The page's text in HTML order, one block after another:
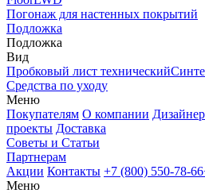
Погонаж для настенных покрытий
Подложка
Подложка
Вид
Пробковый лист технический
Средства по уходу
Меню
Покупателям О компании
проекты Доставка
Советы и Статьи
Партнерам
Акции Контакты +7 (800) 550-78-66
Меню